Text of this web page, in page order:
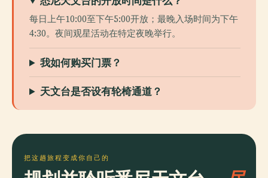
每日上午10:00至下午5:00开放；最晚入场时间为下午
4:30。夜间观星活动在特定夜晚举行。
我如何购买门票？
天文台是否设有轮椅通道？
把这趟旅程变成你自己的